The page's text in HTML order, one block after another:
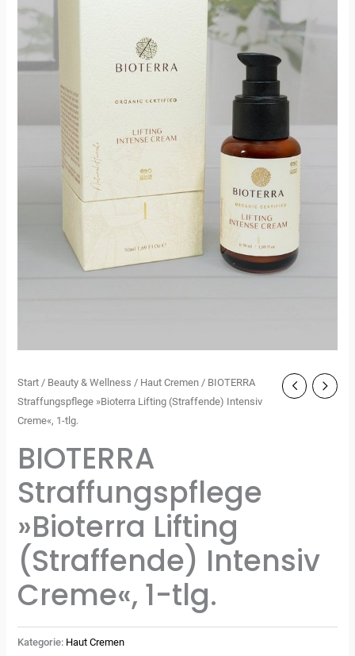
Start / Beauty & Wellness / Haut Cremen / BIOTERRA
Straffungspflege »Bioterra Lifting (Straffende) Intensiv
Creme«, 1-tlg.
BIOTERRA
Straffungspflege
»Bioterra Lifting
(Straffende) Intensiv
Creme«, 1-tlg.
Kategorie: Haut Cremen